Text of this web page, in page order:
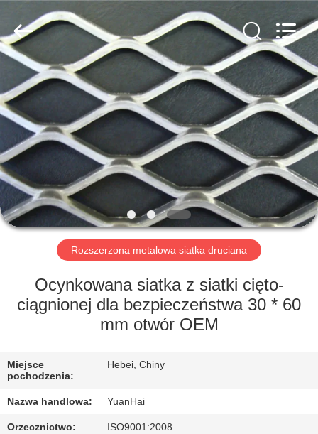
DOM
PRODUKTY
POKAZ
VR
O
WYCIECZKA
KONTROLA
products
Co.,
Ltd.
All
Rights
Reserved.
Rozszerzona metalowa siatka druciana
Ocynkowana siatka z siatki cięto-
ciągnionej dla bezpieczeństwa 30 * 60
mm otwór OEM
Miejsce
pochodzenia:
Hebei, Chiny
Nazwa handlowa: YuanHai
Orzecznictwo: ISO9001:2008